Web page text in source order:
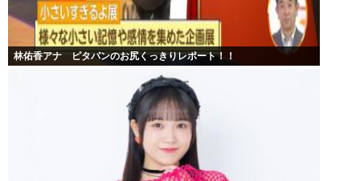
林佑香アナ ピタパンのお尻くっきりレポート！！